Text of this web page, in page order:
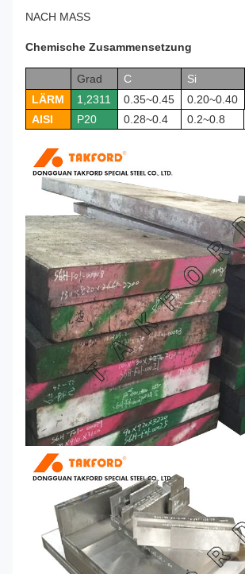
NACH MASS
Chemische Zusammensetzung
Grad C Si
LÄRM
1,2311 0.35~0.45 0.20~0.40
AISI
P20 0.28~0.4 0.2~0.8